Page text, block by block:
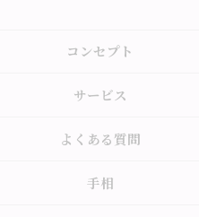
コンセプト
サービス
よくある質問
手相